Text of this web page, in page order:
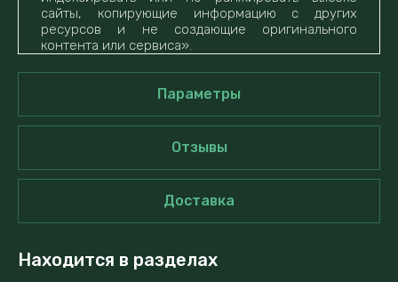
сайты, копирующие информацию с других
ресурсов и не создающие оригинального
контента или сервиса».
Параметры
Отзывы
Доставка
Находится в разделах